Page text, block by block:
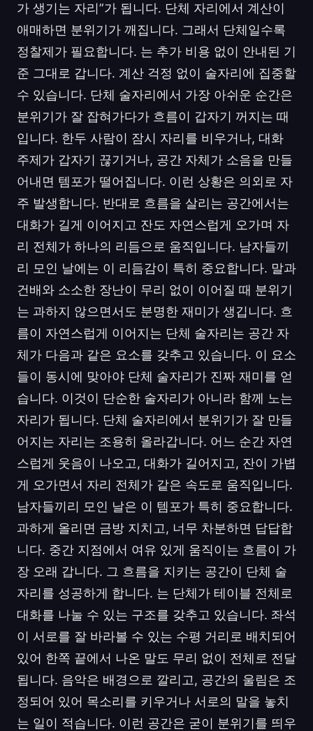
가 생기는 자리”가 됩니다. 단체 자리에서 계산이
애매하면 분위기가 깨집니다. 그래서 단체일수록
정찰제가 필요합니다. 는 추가 비용 없이 안내된 기
준 그대로 갑니다. 계산 걱정 없이 술자리에 집중할
수 있습니다. 단체 술자리에서 가장 아쉬운 순간은
분위기가 잘 잡혀가다가 흐름이 갑자기 꺼지는 때
입니다. 한두 사람이 잠시 자리를 비우거나, 대화
주제가 갑자기 끊기거나, 공간 자체가 소음을 만들
어내면 템포가 떨어집니다. 이런 상황은 의외로 자
주 발생합니다. 반대로 흐름을 살리는 공간에서는
대화가 길게 이어지고 잔도 자연스럽게 오가며 자
리 전체가 하나의 리듬으로 움직입니다. 남자들끼
리 모인 날에는 이 리듬감이 특히 중요합니다. 말과
건배와 소소한 장난이 무리 없이 이어질 때 분위기
는 과하지 않으면서도 분명한 재미가 생깁니다. 흐
름이 자연스럽게 이어지는 단체 술자리는 공간 자
체가 다음과 같은 요소를 갖추고 있습니다. 이 요소
들이 동시에 맞아야 단체 술자리가 진짜 재미를 얻
습니다. 이것이 단순한 술자리가 아니라 함께 노는
자리가 됩니다. 단체 술자리에서 분위기가 잘 만들
어지는 자리는 조용히 올라갑니다. 어느 순간 자연
스럽게 웃음이 나오고, 대화가 길어지고, 잔이 가볍
게 오가면서 자리 전체가 같은 속도로 움직입니다.
남자들끼리 모인 날은 이 템포가 특히 중요합니다.
과하게 올리면 금방 지치고, 너무 차분하면 답답합
니다. 중간 지점에서 여유 있게 움직이는 흐름이 가
장 오래 갑니다. 그 흐름을 지키는 공간이 단체 술
자리를 성공하게 합니다. 는 단체가 테이블 전체로
대화를 나눌 수 있는 구조를 갖추고 있습니다. 좌석
이 서로를 잘 바라볼 수 있는 수평 거리로 배치되어
있어 한쪽 끝에서 나온 말도 무리 없이 전체로 전달
됩니다. 음악은 배경으로 깔리고, 공간의 울림은 조
정되어 있어 목소리를 키우거나 서로의 말을 놓치
는 일이 적습니다. 이런 공간은 굳이 분위기를 띄우